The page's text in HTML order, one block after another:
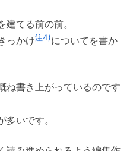
てる前の前。
っかけ注4)についてを書か
ね書き上がっているのです
いです。